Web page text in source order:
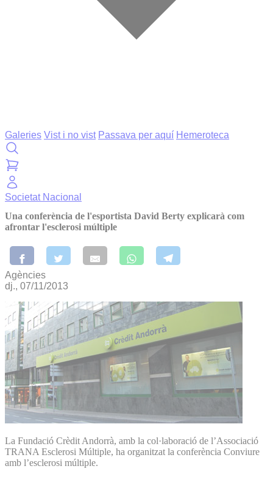
Galeries Vist i no vist Passava per aquí Hemeroteca
Societat Nacional
Una conferència de l'esportista David Berty explicarà com
afrontar l'esclerosi múltiple
Agències
dj., 07/11/2013
La Fundació Crèdit Andorrà, amb la col·laboració de l’Associació
TRANA Esclerosi Múltiple, ha organitzat la conferència Conviure
amb l’esclerosi múltiple.